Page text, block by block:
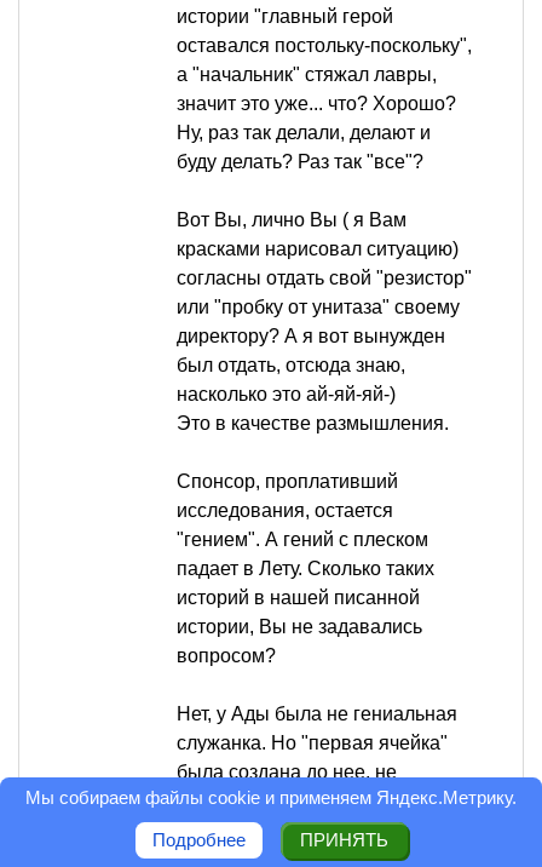
истории "главный герой
оставался постольку-поскольку",
а "начальник" стяжал лавры,
значит это уже... что? Хорошо?
Ну, раз так делали, делают и
буду делать? Раз так "все"?
Вот Вы, лично Вы ( я Вам
красками нарисовал ситуацию)
согласны отдать свой "резистор"
или "пробку от унитаза" своему
директору? А я вот вынужден
был отдать, отсюда знаю,
насколько это ай-яй-яй-)
Это в качестве размышления.
Спонсор, проплативший
исследования, остается
"гением". А гений с плеском
падает в Лету. Сколько таких
историй в нашей писанной
истории, Вы не задавались
вопросом?
Нет, у Ады была не гениальная
служанка. Но "первая ячейка"
была создана до нее, не
имеющими средств
математиками (можно об этом
почитать), которым она
Мы собираем файлы cookie и применяем Яндекс.Метрику.
Подробнее ПРИНЯТЬ